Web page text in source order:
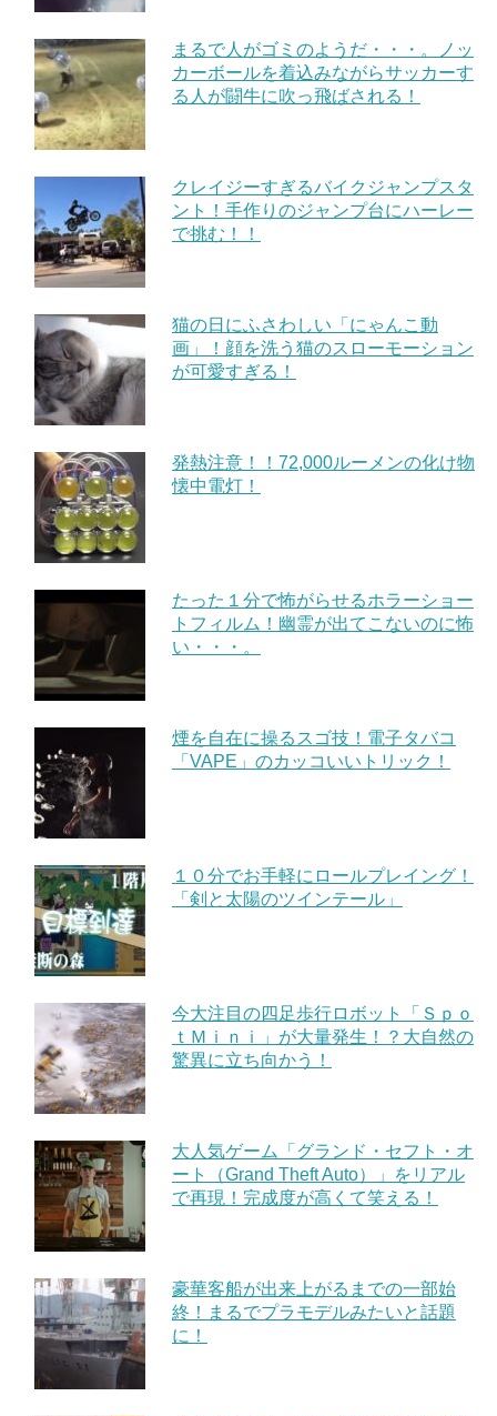
まるで人がゴミのようだ・・・。ノッ
カーボールを着込みながらサッカーす
る人が闘牛に吹っ飛ばされる！
クレイジーすぎるバイクジャンプスタ
ント！手作りのジャンプ台にハーレー
で挑む！！
猫の日にふさわしい「にゃんこ動
画」！顔を洗う猫のスローモーション
が可愛すぎる！
発熱注意！！72,000ルーメンの化け物
懐中電灯！
たった１分で怖がらせるホラーショー
トフィルム！幽霊が出てこないのに怖
い・・・。
煙を自在に操るスゴ技！電子タバコ
「VAPE」のカッコいいトリック！
１０分でお手軽にロールプレイング！
「剣と太陽のツインテール」
今大注目の四足歩行ロボット「Ｓｐｏ
ｔＭｉｎｉ」が大量発生！？大自然の
驚異に立ち向かう！
大人気ゲーム「グランド・セフト・オ
ート（Grand Theft Auto）」をリアル
で再現！完成度が高くて笑える！
豪華客船が出来上がるまでの一部始
終！まるでプラモデルみたいと話題
に！